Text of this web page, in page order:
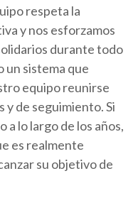
respeta la
y nos esforzamos
durante todo
un sistema que
equipo reunirse
y de seguimiento. Si
lo largo de los años,
es realmente
su objetivo de